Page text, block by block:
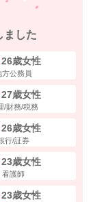
ました
26歳女性
方公務員
27歳女性
/財務/税務
26歳女性
行/証券
23歳女性
看護師
23歳女性